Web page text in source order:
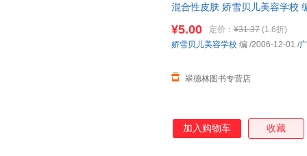
混合性皮肤 娇雪贝儿美容学校
¥5.00 定价： ¥31.37 (1.6折)
翠德林图书专营店
娇雪贝儿美容学校 编 /2006-12-01 /
加入购物车 收藏